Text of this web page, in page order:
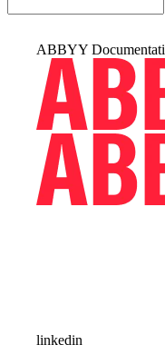
ABBYY
linkedin